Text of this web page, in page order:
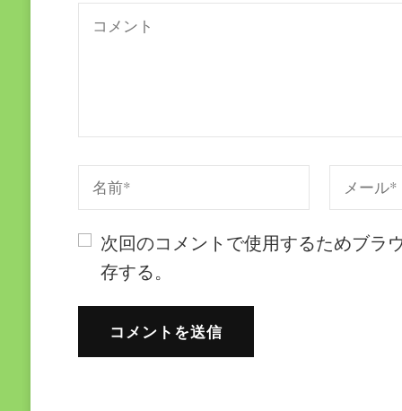
次回のコメントで使用するためブラ
存する。